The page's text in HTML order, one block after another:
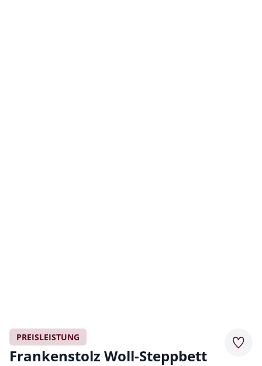
PREISLEISTUNG
Frankenstolz Woll-Steppbett